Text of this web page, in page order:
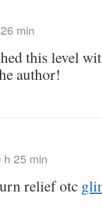
min
this level
author!
h 25 min
relief otc